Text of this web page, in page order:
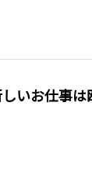
お仕事は